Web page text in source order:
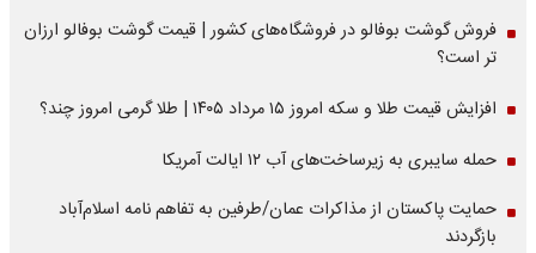
فروش گوشت بوفالو در فروشگاه‌های کشور | قیمت گوشت بوفالو ارزان
تر است؟
افزایش قیمت طلا و سکه امروز ۱۵ مرداد ۱۴۰۵ | طلا گرمی امروز چند؟
حمله سایبری به زیرساخت‌های آب ۱۲ ایالت آمریکا
حمایت پاکستان از مذاکرات عمان/طرفین به تفاهم نامه اسلام‌آباد
بازگردند